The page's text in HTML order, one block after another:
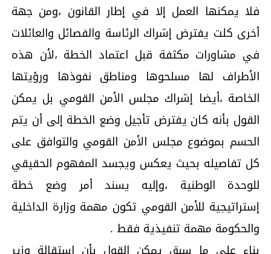
فلا يمكنها العمل إلا في إطار القانون ،ومن جهة
أخرى كلت يفترض إشراك الرئاسة والفصائل والعائلات
في مشاورات مكثفة قبل اعتماد الخطة ،لأن هذه
الأطراف لها مسلحوها ومناطق نفوذها ورؤيتها
الخاصة ،أيضا إشراك مجلس الأمن القومي بل يمكن
القول بأنه كان يفترض تأجيل وضع الخطة إلى أن يتم
الحسم بموضوع مجلس الأمن القومي والتوافق على
كل تفاصيله بحيث يعكس ويجسد المفهوم الحقيقي
للوحدة الوطنية ،وإليه يسند أمر وضع خطة
إستراتيجية للأمن القومي تكون مهمة وزارة الداخلية
والحكومة مهمة تنفيذية فقط .